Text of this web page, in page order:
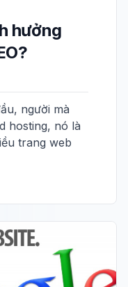
hưởng
người mà
hosting, nó là
trang web